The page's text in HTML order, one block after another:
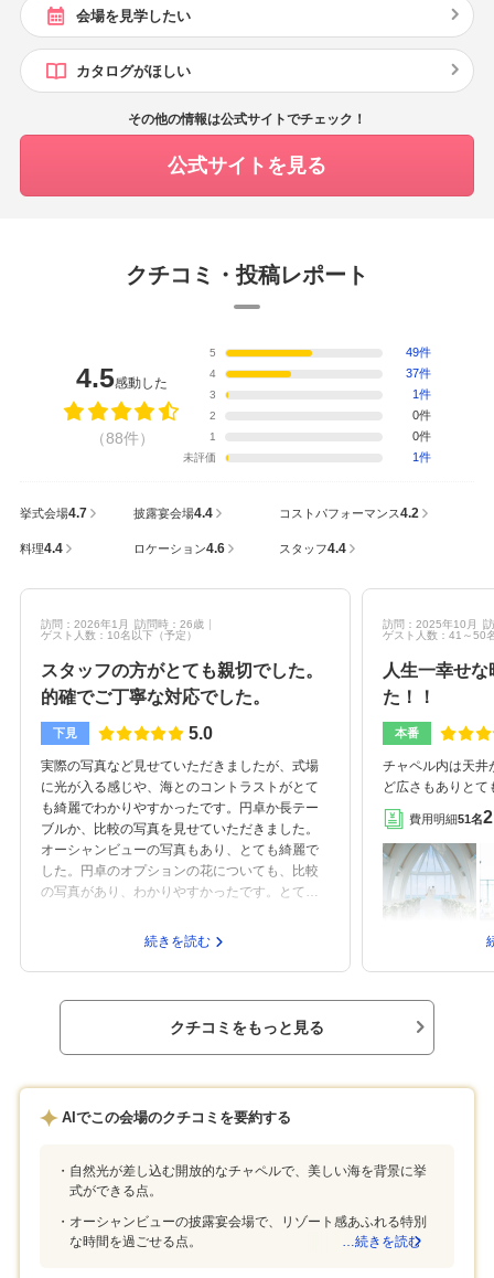
会場を見学したい
カタログがほしい
その他の情報は公式サイトでチェック！
公式サイトを見る
クチコミ・投稿レポート
4.5感動した
（88件）
5 49件
4 37件
3 1件
2 0件
1 0件
未評価 1件
挙式会場4.7 披露宴会場4.4 コストパフォーマンス4.2
料理4.4 ロケーション4.6 スタッフ4.4
訪問：2026年1月
訪問時：26歳
ゲスト人数：10名以下 （予定）
スタッフの方がとても親切でした。
的確でご丁寧な対応でした。
下見 5.0
実際の写真など見せていただきましたが、式場
に光が入る感じや、海とのコントラストがとて
も綺麗でわかりやすかったです。円卓か長テー
ブルか、比較の写真を見せていただきました。
オーシャンビューの写真もあり、とても綺麗で
した。円卓のオプションの花についても、比較
の写真があり、わかりやすかったです。とても
ーズに話を進めることができました。宿泊施設
時間によって、どういった写真が撮れるのかと
いったこと。ドレスの試着をしました。着替え
もスムーズにしていただき、また、私の骨格に
合うドレスがどれか、ご丁寧に教えていただき
ました。客観的な視点をいただけてとてもあり
続きを読む
訪問：2025年10月
ゲスト人数：41～50
人生一幸せ
た！！
本番
チャペル内は天井
ど広さもありと
な海をバックに挙
も入るため写真が
ました。挙式中は
となっており一人
ことができたの
数が50名とリゾ
番収容人数の多
ルありの高砂で新
ています。高砂で
良かったです。
リングワインやド
額が低いコースで
た。式場近くにビ
た。遊泳している
費用明細51名
クチコミをもっと見る
AIでこの会場のクチコミを要約する
自然光が差し込む開放的なチャペルで、美しい海を背景に挙
式ができる点。
オーシャンビューの披露宴会場で、リゾート感あふれる特別
な時間を過ごせる点。
…続きを読む